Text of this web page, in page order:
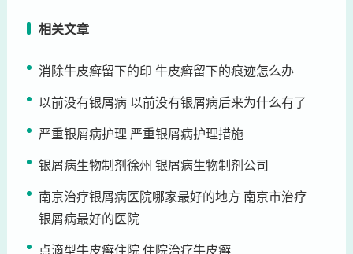
相关文章
消除牛皮癣留下的印 牛皮癣留下的痕迹怎么办
以前没有银屑病 以前没有银屑病后来为什么有了
严重银屑病护理 严重银屑病护理措施
银屑病生物制剂徐州 银屑病生物制剂公司
南京治疗银屑病医院哪家最好的地方 南京市治疗
银屑病最好的医院
点滴型牛皮癣住院 住院治疗牛皮癣